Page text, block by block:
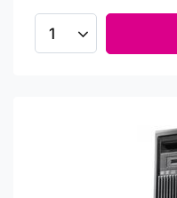
Ilość produktów